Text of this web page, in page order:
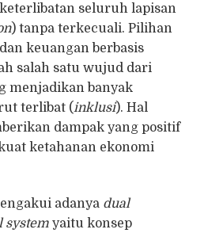
seluruh lapisan
) tanpa terkecuali. Pilihan
keuangan berbasis
salah satu wujud dari
menjadikan banyak
terlibat (inklusi). Hal
dampak yang positif
ketahanan ekonomi
adanya dual
system yaitu konsep